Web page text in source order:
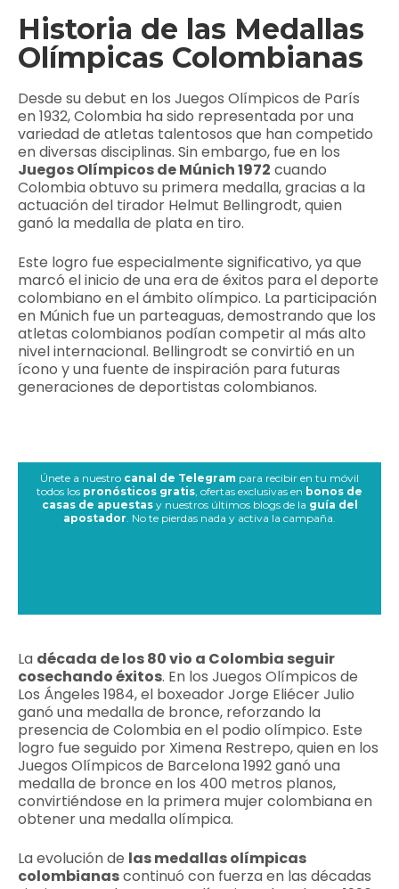
Historia de las Medallas
Olímpicas Colombianas
Desde su debut en los Juegos Olímpicos de París
en 1932, Colombia ha sido representada por una
variedad de atletas talentosos que han competido
en diversas disciplinas. Sin embargo, fue en los
Juegos Olímpicos de Múnich 1972 cuando
Colombia obtuvo su primera medalla, gracias a la
actuación del tirador Helmut Bellingrodt, quien
ganó la medalla de plata en tiro.
Este logro fue especialmente significativo, ya que
marcó el inicio de una era de éxitos para el deporte
colombiano en el ámbito olímpico. La participación
en Múnich fue un parteaguas, demostrando que los
atletas colombianos podían competir al más alto
nivel internacional. Bellingrodt se convirtió en un
ícono y una fuente de inspiración para futuras
generaciones de deportistas colombianos.
Únete a nuestro canal de Telegram para recibir en tu móvil
todos los pronósticos gratis, ofertas exclusivas en bonos de
casas de apuestasy nuestros últimos blogs de la guía del
apostador. No te pierdas nada y activa la campaña.
La década de los 80 vio a Colombia seguir
cosechando éxitos. En los Juegos Olímpicos de
Los Ángeles 1984, el boxeador Jorge Eliécer Julio
ganó una medalla de bronce, reforzando la
presencia de Colombia en el podio olímpico. Este
logro fue seguido por Ximena Restrepo, quien en los
Juegos Olímpicos de Barcelona 1992 ganó una
medalla de bronce en los 400 metros planos,
convirtiéndose en la primera mujer colombiana en
obtener una medalla olímpica.
La evolución de las medallas olímpicas
colombianascontinuó con fuerza en las décadas